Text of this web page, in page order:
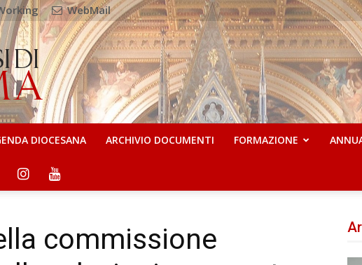
WebMail
DIOCESANA ARCHIVIO DOCUMENTI FORMAZIONE
commissione